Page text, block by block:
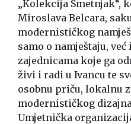
„Kolekcija Smetnjak“,
Miroslava Belcara,
modernističkog
samo o namještaju,
zajednicama koje ga
živi i radi u Ivancu te
osobnu priču, lokalnu
modernističkog
Umjetnička